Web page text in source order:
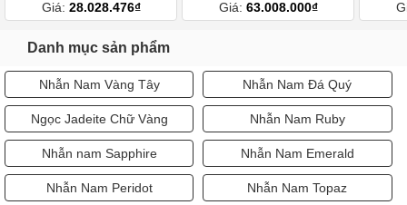
Giá: 28.028.476₫ Giá: 63.008.000₫
Danh mục sản phẩm
Nhẫn Nam Vàng Tây Nhẫn Nam Đá Quý
Ngọc Jadeite Chữ Vàng Nhẫn Nam Ruby
Nhẫn nam Sapphire Nhẫn Nam Emerald
Nhẫn Nam Peridot Nhẫn Nam Topaz